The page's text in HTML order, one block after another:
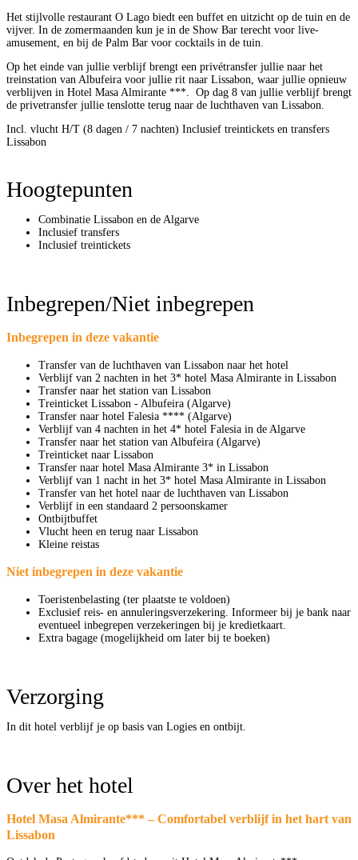
Het stijlvolle restaurant O Lago biedt een buffet en uitzicht op de tuin en de
vijver. In de zomermaanden kun je in de Show Bar terecht voor live-
amusement, en bij de Palm Bar voor cocktails in de tuin.
Op het einde van jullie verblijf brengt een privétransfer jullie naar het
treinstation van Albufeira voor jullie rit naar Lissabon, waar jullie opnieuw
verblijven in Hotel Masa Almirante ***. Op dag 8 van jullie verblijf brengt
de privetransfer jullie tenslotte terug naar de luchthaven van Lissabon.
Incl. vlucht H/T (8 dagen / 7 nachten) Inclusief treintickets en transfers
Lissabon
Hoogtepunten
Combinatie Lissabon en de Algarve
Inclusief transfers
Inclusief treintickets
Inbegrepen/Niet inbegrepen
Inbegrepen in deze vakantie
Transfer van de luchthaven van Lissabon naar het hotel
Verblijf van 2 nachten in het 3* hotel Masa Almirante in Lissabon
Transfer naar het station van Lissabon
Treinticket Lissabon - Albufeira (Algarve)
Transfer naar hotel Falesia **** (Algarve)
Verblijf van 4 nachten in het 4* hotel Falesia in de Algarve
Transfer naar het station van Albufeira (Algarve)
Treinticket naar Lissabon
Transfer naar hotel Masa Almirante 3* in Lissabon
Verblijf van 1 nacht in het 3* hotel Masa Almirante in Lissabon
Transfer van het hotel naar de luchthaven van Lissabon
Verblijf in een standaard 2 persoonskamer
Ontbijtbuffet
Vlucht heen en terug naar Lissabon
Kleine reistas
Niet inbegrepen in deze vakantie
Toeristenbelasting (ter plaatste te voldoen)
Exclusief reis- en annuleringsverzekering. Informeer bij je bank naar
eventueel inbegrepen verzekeringen bij je kredietkaart.
Extra bagage (mogelijkheid om later bij te boeken)
Verzorging
In dit hotel verblijf je op basis van Logies en ontbijt.
Over het hotel
Hotel Masa Almirante*** – Comfortabel verblijf in het hart van
Lissabon